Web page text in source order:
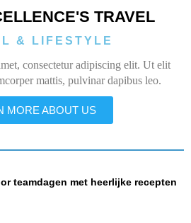
TRAVEL
& LIFESTYLE
consectetur adipiscing elit. Ut elit
mattis, pulvinar dapibus leo.
MORE ABOUT US
teamdagen met heerlijke recepten